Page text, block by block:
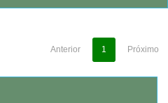
Anterior 1 Próximo